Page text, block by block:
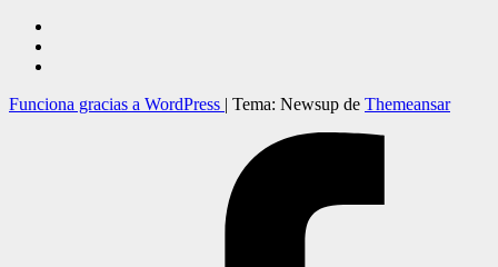
Funciona gracias a WordPress | Tema: Newsup de Themeansar